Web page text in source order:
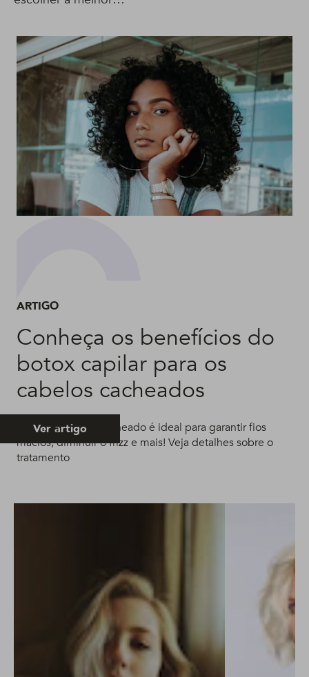
ARTIGO
Conheça os benefícios do
botox capilar para os
cabelos cacheados
Botox no cabelo cacheado é ideal para garantir fios
macios, diminuir o frizz e mais! Veja detalhes sobre o
tratamento
Ver artigo